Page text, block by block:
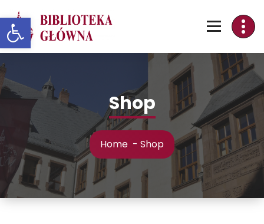
Otwórz pasek narzędzi
to
Content
Shop
Home - Shop